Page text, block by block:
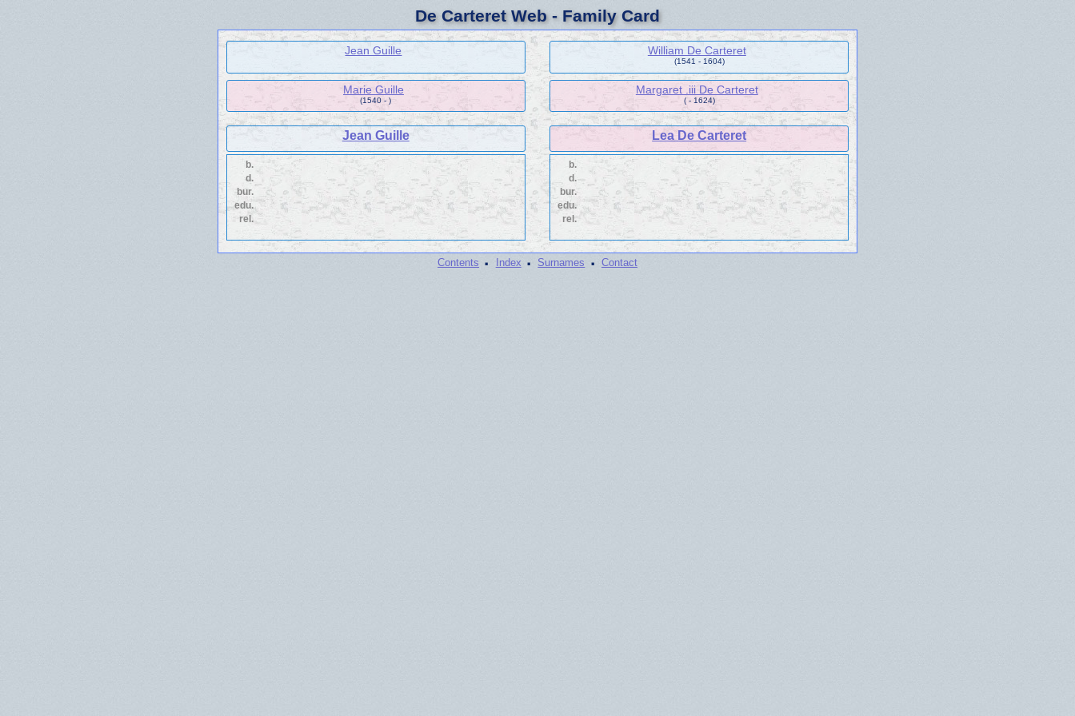
De Carteret Web - Family Card
Jean Guille William De Carteret
(1541 - 1604)
Marie Guille
(1540 - )
Margaret .iii De Carteret
( - 1624)
Jean Guille Lea De Carteret
b.
d.
bur.
edu.
rel.
b.
d.
bur.
edu.
rel.
Contents · Index · Surnames · Contact